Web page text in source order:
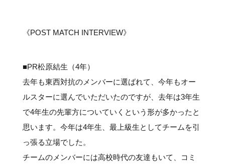
#メディア情報#キャンプ
《POST MATCH INTERVIEW》
■PR松原結生（4年）
去年も東西対抗のメンバーに選ばれて、今年もオー
ルスターに選んでいただいたのですが、去年は3年生
で4年生の先輩方についていくという形が多かったと
思います。今年は4年生、最上級生としてチームを引
っ張る立場でした。
チームのメンバーには高校時代の友達もいて、コミ